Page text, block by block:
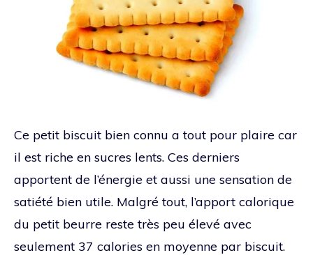
Ce petit biscuit bien connu a tout pour plaire car
il est riche en sucres lents. Ces derniers
apportent de l’énergie et aussi une sensation de
satiété bien utile. Malgré tout, l’apport calorique
du petit beurre reste très peu élevé avec
seulement 37 calories en moyenne par biscuit.